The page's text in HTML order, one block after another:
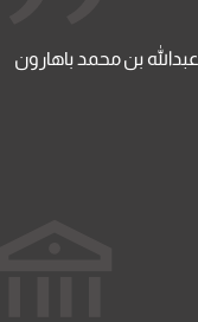
بن محمد باهارون